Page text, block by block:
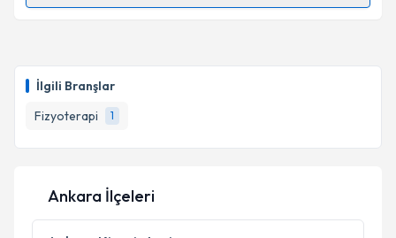
İlgili Branşlar
Fizyoterapi
1
takvim hazırlandığında e-posta ile bilgilendireceğiz.
E-posta Adresiniz
Kişisel verilerimin işlenmesine ilişkinAydınlatma
Metni
'ni okudum ve kişisel verilerimin belirtilen
Ankara İlçeleri